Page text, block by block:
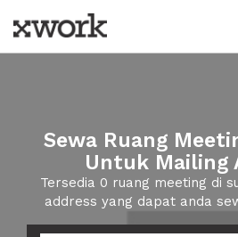
Sewa Ruang
Untuk Mailing
Tersedia 0 ruang meeting di
address yang dapat anda